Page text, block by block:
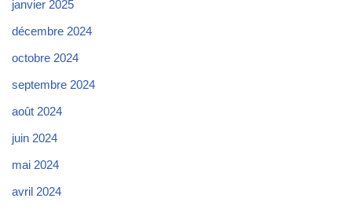
janvier 2025
décembre 2024
octobre 2024
septembre 2024
août 2024
juin 2024
mai 2024
avril 2024